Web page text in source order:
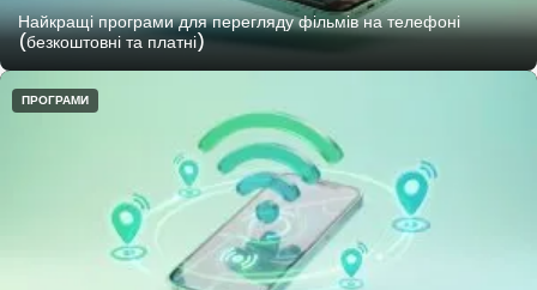
Найкращі програми для перегляду фільмів на телефоні
(безкоштовні та платні)
ПРОГРАМИ